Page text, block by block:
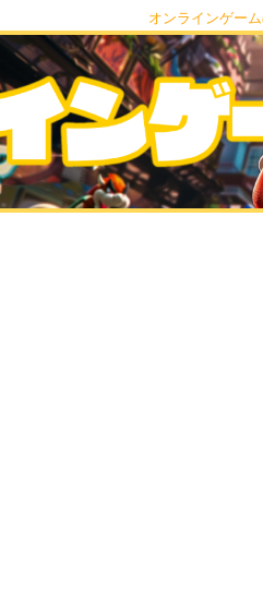
オンラインゲー